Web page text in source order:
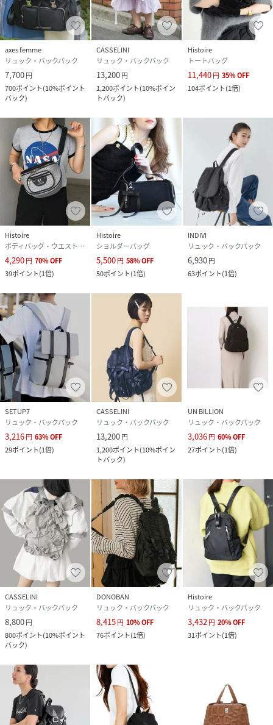
合がございますので、取扱いには充分ご注意ください。
性別タイプ レディース
サイズ FREE
品番
QS5119_3320081
3320081-050-F QS5119
axes femme
リュック・バックパック
7,700円
700ポイント(10%ポイント
バック)
CASSELINI
リュック・バックパック
13,200円
1,200ポイント(10%ポイン
トバック)
Histoire
トートバッグ
11,440円 35%OFF
104ポイント(1倍)
Histoire
ボディバッグ・ウエストポーチ
4,290円 70%OFF
39ポイント(1倍)
Histoire
ショルダーバッグ
5,500円 58%OFF
50ポイント(1倍)
INDIVI
リュック・バックパック
6,930円
63ポイント(1倍)
SETUP7
リュック・バックパック
3,216円 63%OFF
29ポイント(1倍)
CASSELINI
リュック・バックパック
13,200円
1,200ポイント(10%ポイン
トバック)
UN BILLION
リュック・バックパック
3,036円 60%OFF
27ポイント(1倍)
CASSELINI
リュック・バックパック
8,800円
800ポイント(10%ポイント
バック)
DONOBAN
リュック・バックパック
8,415円 10%OFF
76ポイント(1倍)
Histoire
リュック・バックパック
3,432円 20%OFF
31ポイント(1倍)